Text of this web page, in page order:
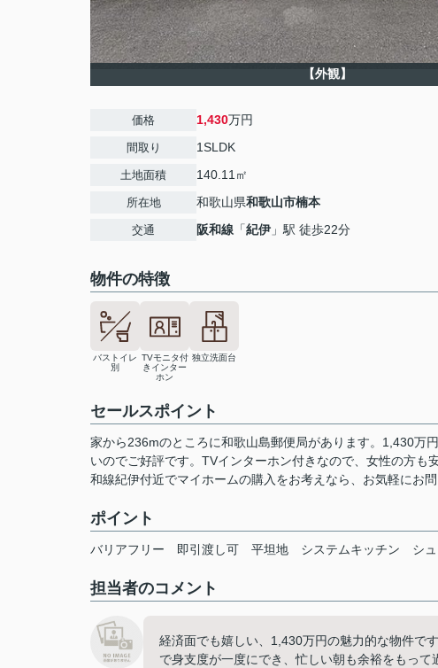
【外観】
価格 1,430万円
間取り 1SLDK
土地面積 140.11㎡
所在地 和歌山県和歌山市楠本
交通 阪和線 「紀伊 」駅 徒歩22分
物件の特徴
バストイレ
別
TVモニタ付
きインター
ホン
独立洗面台
セールスポイント
家から236mのところに和歌山島郵便局があります。1,430万
いのでご好評です。TVインターホン付きなので、女性の方
和線紀伊付近でマイホームの購入をお考えなら、お気軽にお問
ポイント
バリアフリー 即引渡し可 平坦地 システムキッチン シ
担当者のコメント
経済面でも嬉しい、1,430万円の魅力的な物件で
で身支度が一度にでき、忙しい朝も余裕をもっ